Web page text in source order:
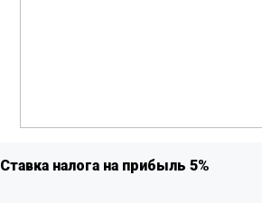
Ставка налога на прибыль 5%